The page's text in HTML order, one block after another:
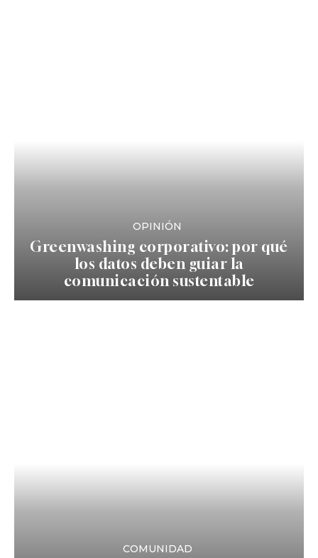
OPINIÓN
Greenwashing corporativo: por qué
los datos deben guiar la
comunicación sustentable
COMUNIDAD